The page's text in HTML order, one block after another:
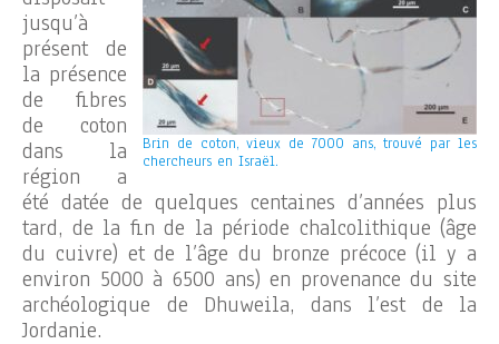
Brin de coton, vieux de 7000 ans, trouvé par les
chercheurs en Israël.
jusqu’à
présent de
la présence
de fibres
de coton
dans la
région a
été datée de quelques centaines d’années plus
tard, de la fin de la période chalcolithique (âge
du cuivre) et de l’âge du bronze précoce (il y a
environ 5000 à 6500 ans) en provenance du site
archéologique de Dhuweila, dans l’est de la
Jordanie.